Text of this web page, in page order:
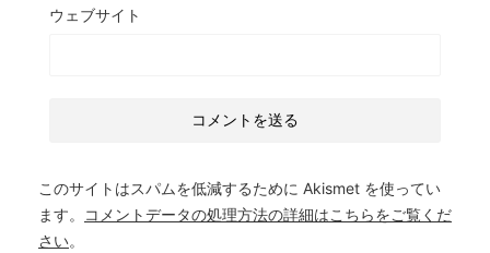
ウェブサイト
このサイトはスパムを低減するために Akismet を使ってい
ます。
コメントデータの処理方法の詳細はこちらをご覧くだ
さい。